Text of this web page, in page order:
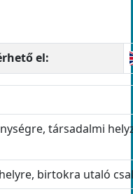
el:
társadalmi
birtokra utaló